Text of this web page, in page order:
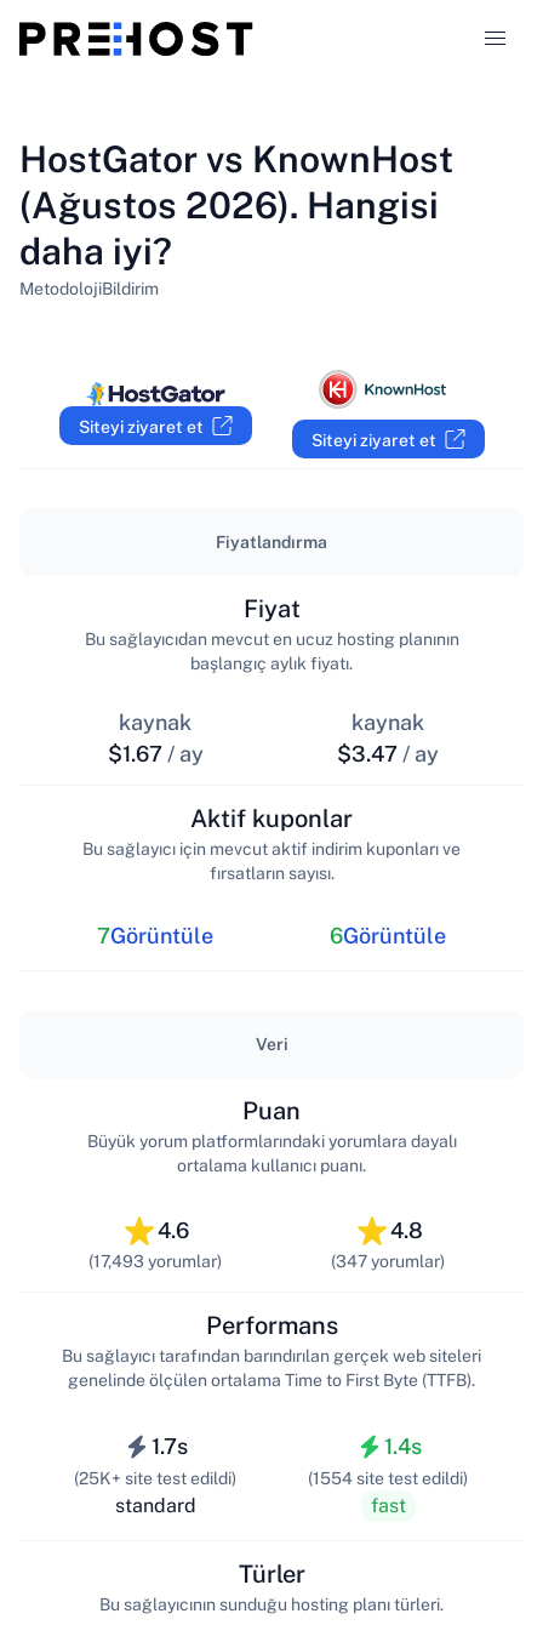
Karşılaştırmalar
319
TR
HostGator vs KnownHost
(Ağustos 2026). Hangisi
daha iyi?
MetodolojiBildirim
Siteyi ziyaret et
Siteyi ziyaret et
Fiyatlandırma
kaynak
$1.67 / ay
Fiyat
Bu sağlayıcıdan mevcut en ucuz hosting planının
başlangıç aylık fiyatı.
kaynak
$3.47 / ay
7Görüntüle
Aktif kuponlar
Bu sağlayıcı için mevcut aktif indirim kuponları ve
fırsatların sayısı.
6Görüntüle
Veri
4.6
(17,493 yorumlar)
Puan
Büyük yorum platformlarındaki yorumlara dayalı
ortalama kullanıcı puanı.
4.8
(347 yorumlar)
1.7s
(25K+ site test edildi)
standard
Performans
Bu sağlayıcı tarafından barındırılan gerçek web siteleri
genelinde ölçülen ortalama Time to First Byte (TTFB).
1.4s
(1554 site test edildi)
fast
Türler
Bu sağlayıcının sunduğu hosting planı türleri.